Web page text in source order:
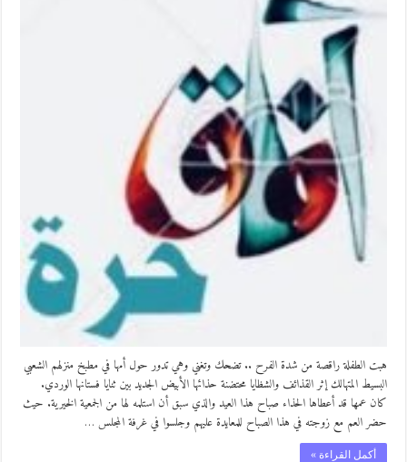
هبت الطفلة راقصة من شدة الفرح .. تضحك وتغني وهي تدور حول أمها في مطبخ منزلهم الشعبي
البسيط المتهالك إثر القذائف والشظايا محتضنة حذائها الأبيض الجديد بين ثنايا فستانها الوردي.
كان عمها قد أعطاها الحذاء صباح هذا العيد والذي سبق أن استلمه لها من الجمعية الخيرية. حيث
حضر العم مع زوجته في هذا الصباح للمعايدة عليهم وجلسوا في غرفة المجلس …
أكمل القراءة »